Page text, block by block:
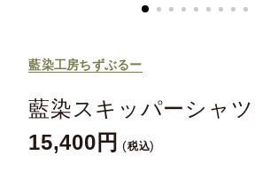
藍染工房ちずぶるー
藍染スキッパーシャツ
15,400 税込